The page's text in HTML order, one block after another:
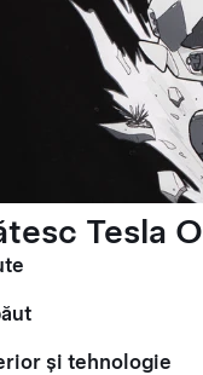
Tesla
și tehnologie